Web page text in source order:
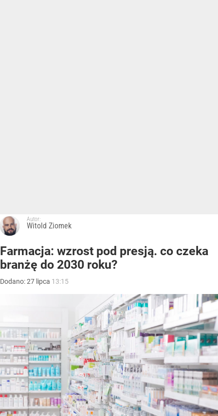
Autor:
Witold Ziomek
Farmacja: wzrost pod presją. co czeka
branżę do 2030 roku?
Dodano:27 lipca 13:15